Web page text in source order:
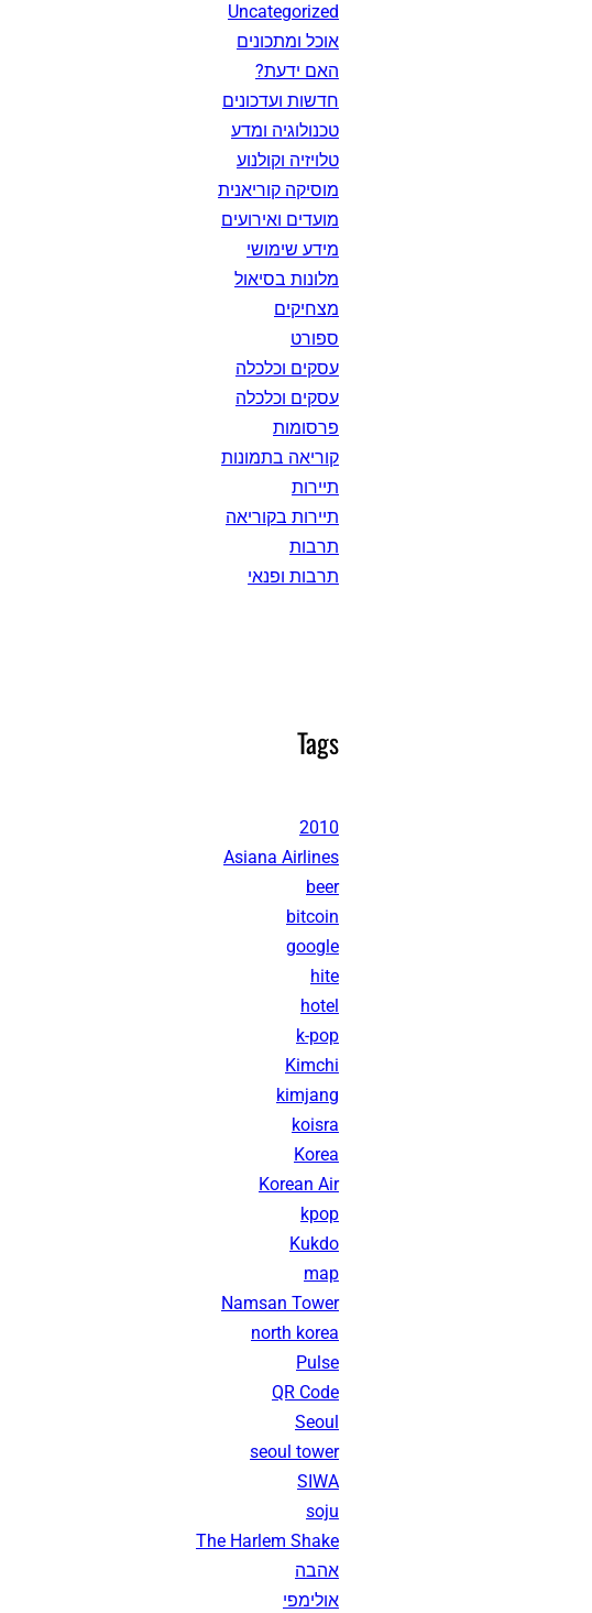
Uncategorized
אוכל ומתכונים
האם ידעת?
חדשות ועדכונים
טכנולוגיה ומדע
טלויזיה וקולנוע
מוסיקה קוריאנית
מועדים ואירועים
מידע שימושי
מלונות בסיאול
מצחיקים
ספורט
עסקים וכלכלה
עסקים וכלכלה
פרסומות
קוריאה בתמונות
תיירות
תיירות בקוריאה
תרבות
תרבות ופנאי
Tags
2010
Asiana Airlines
beer
bitcoin
google
hite
hotel
k-pop
Kimchi
kimjang
koisra
Korea
Korean Air
kpop
Kukdo
map
Namsan Tower
north korea
Pulse
QR Code
Seoul
seoul tower
SIWA
soju
The Harlem Shake
אהבה
אולימפי